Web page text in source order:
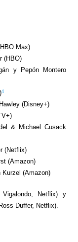
Max)
(HBO)
y Pepón Montero
4
(Disney+)
& Michael Cusack
(Netflix)
(Amazon)
(Amazon)
Netflix) y
Duffer, Netflix).